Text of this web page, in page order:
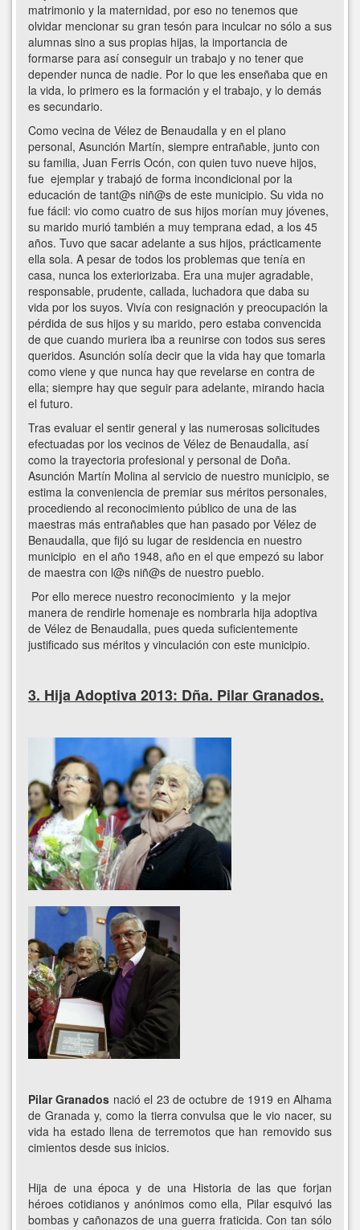
matrimonio y la maternidad, por eso no tenemos que
olvidar mencionar su gran tesón para inculcar no sólo a sus
alumnas sino a sus propias hijas, la importancia de
formarse para así conseguir un trabajo y no tener que
depender nunca de nadie. Por lo que les enseñaba que en
la vida, lo primero es la formación y el trabajo, y lo demás
es secundario.
Como vecina de Vélez de Benaudalla y en el plano
personal, Asunción Martín, siempre entrañable, junto con
su familia, Juan Ferris Ocón, con quien tuvo nueve hijos,
fue ejemplar y trabajó de forma incondicional por la
educación de tant@s niñ@s de este municipio. Su vida no
fue fácil: vio como cuatro de sus hijos morían muy jóvenes,
su marido murió también a muy temprana edad, a los 45
años. Tuvo que sacar adelante a sus hijos, prácticamente
ella sola. A pesar de todos los problemas que tenía en
casa, nunca los exteriorizaba. Era una mujer agradable,
responsable, prudente, callada, luchadora que daba su
vida por los suyos. Vivía con resignación y preocupación la
pérdida de sus hijos y su marido, pero estaba convencida
de que cuando muriera iba a reunirse con todos sus seres
queridos. Asunción solía decir que la vida hay que tomarla
como viene y que nunca hay que revelarse en contra de
ella; siempre hay que seguir para adelante, mirando hacia
el futuro.
Tras evaluar el sentir general y las numerosas solicitudes
efectuadas por los vecinos de Vélez de Benaudalla, así
como la trayectoria profesional y personal de Doña.
Asunción Martín Molina al servicio de nuestro municipio, se
estima la conveniencia de premiar sus méritos personales,
procediendo al reconocimiento público de una de las
maestras más entrañables que han pasado por Vélez de
Benaudalla, que fijó su lugar de residencia en nuestro
municipio en el año 1948, año en el que empezó su labor
de maestra con l@s niñ@s de nuestro pueblo.
Por ello merece nuestro reconocimiento y la mejor
manera de rendirle homenaje es nombrarla hija adoptiva
de Vélez de Benaudalla, pues queda suficientemente
justificado sus méritos y vinculación con este municipio.
3. Hija Adoptiva 2013: Dña. Pilar Granados.
Pilar Granados nació el 23 de octubre de 1919 en Alhama
de Granada y, como la tierra convulsa que le vio nacer, su
vida ha estado llena de terremotos que han removido sus
cimientos desde sus inicios.
Hija de una época y de una Historia de las que forjan
héroes cotidianos y anónimos como ella, Pilar esquivó las
bombas y cañonazos de una guerra fraticida. Con tan sólo